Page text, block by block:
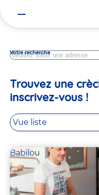
Votre recherche
Trouvez une
inscrivez-vous !
Vue liste
Babilou